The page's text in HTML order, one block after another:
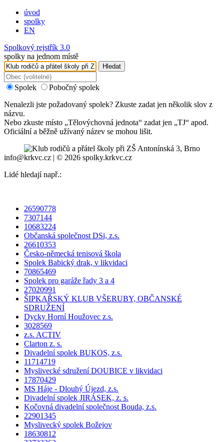
úvod
spolky
EN
Spolkový rejstřík 3.0
spolky na jednom místě
Hledat
Spolek
Pobočný spolek
Nenalezli jste požadovaný spolek? Zkuste zadat jen několik slov z
názvu.
Nebo zkuste místo „Tělovýchovná jednota“ zadat jen „TJ“ apod.
Oficiální a běžně užívaný název se mohou lišit.
info@krkvc.cz | © 2026 spolky.krkvc.cz
Lidé hledají např.:
26590778
7307144
10683224
Občanská společnost DSi, z.s.
26610353
Česko-německá tenisová škola
Spolek Babický drak, v likvidaci
70865469
Spolek pro garáže řady 3 a 4
27020991
ŠIPKAŘSKÝ KLUB VŠERUBY, OBČANSKÉ
SDRUŽENÍ
Dycky Horní Houžovec z.s.
3028569
z.s. ACTIV
Clarton z. s.
Divadelní spolek BUKOS, z.s.
11714719
Myslivecké sdružení DOUBICE v likvidaci
17870429
MS Háje - Dlouhý Újezd, z.s.
Divadelní spolek JIRÁSEK, z. s.
Kočovná divadelní společnost Bouda, z.s.
22901345
Myslivecký spolek Božejov
18630812